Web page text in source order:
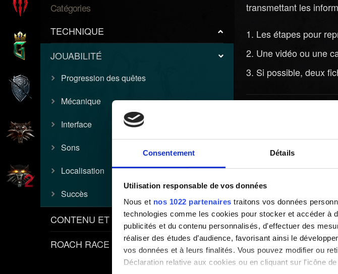
Consentement Détails
Utilisation responsable de vos données
Nous et nos 1022 partenaires traitons vos données
technologies comme les cookies pour stocker et accéder à
publicités et du contenu personnalisés, d'effectuer des
réaliser des études d’audience, favorisant ainsi le
vos données et à leurs finalités. Vous pouvez modifier ou
Déclaration relative aux cookies ou en cliquant sur l'icône
Catégories
TECHNIQUE
JOUABILITÉ
Progression des quêtes
Mécanique
Interface
Sons
Localisation
Succès
CONTENU ET POLITIQUES
ROACH RACE APP
transmettant les
Les étapes pour
Une vidéo ou une
Si possible, deux